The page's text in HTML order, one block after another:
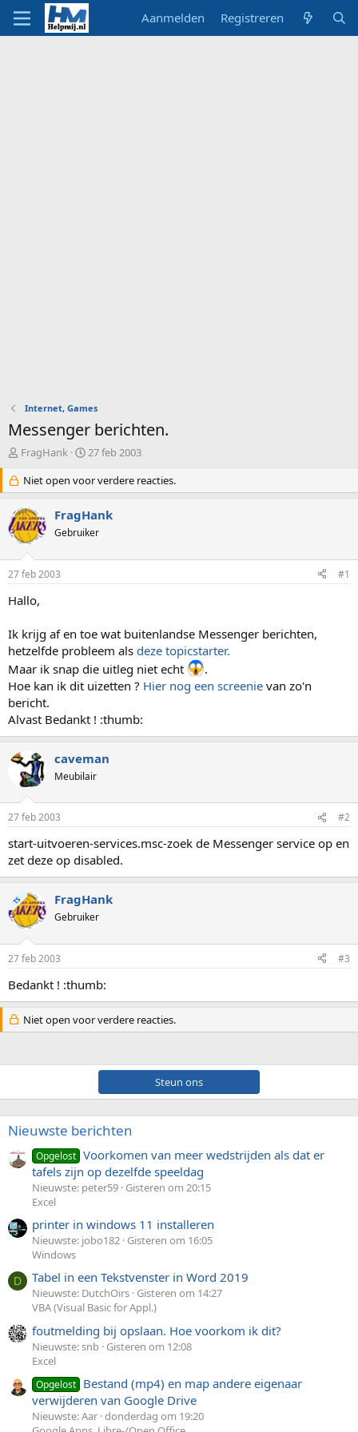
Aanmelden Registreren
Internet, Games
Messenger berichten.
O
d
e
r
w
e
p
s
t
a
t
e
r
FragHank
S
a
r
t
d
a
m
27 feb 2003
Niet open voor verdere reacties.
FragHank
Gebruiker
27 feb 2003 #1
Hallo,
Ik krijg af en toe wat buitenlandse Messenger berichten,
hetzelfde probleem als deze topicstarter.
Maar ik snap die uitleg niet echt
.
Hoe kan ik dit uizetten ? Hier nog een screenie van zo'n
bericht.
Alvast Bedankt ! :thumb:
caveman
Meubilair
27 feb 2003 #2
start-uitvoeren-services.msc-zoek de Messenger service op en
zet deze op disabled.
TS FragHank
Gebruiker
27 feb 2003 #3
Bedankt ! :thumb:
Niet open voor verdere reacties.
Steun ons
Nieuwste berichten
Opgelost Voorkomen van meer wedstrijden als dat er
tafels zijn op dezelfde speeldag
Nieuwste: peter59 Gisteren om 20:15
Excel
printer in windows 11 installeren
Nieuwste: jobo182 Gisteren om 16:05
Windows
D Tabel in een Tekstvenster in Word 2019
Nieuwste: DutchOirs Gisteren om 14:27
VBA (Visual Basic for Appl.)
foutmelding bij opslaan. Hoe voorkom ik dit?
Nieuwste: snb Gisteren om 12:08
Excel
Opgelost Bestand (mp4) en map andere eigenaar
verwijderen van Google Drive
Nieuwste: Aar donderdag om 19:20